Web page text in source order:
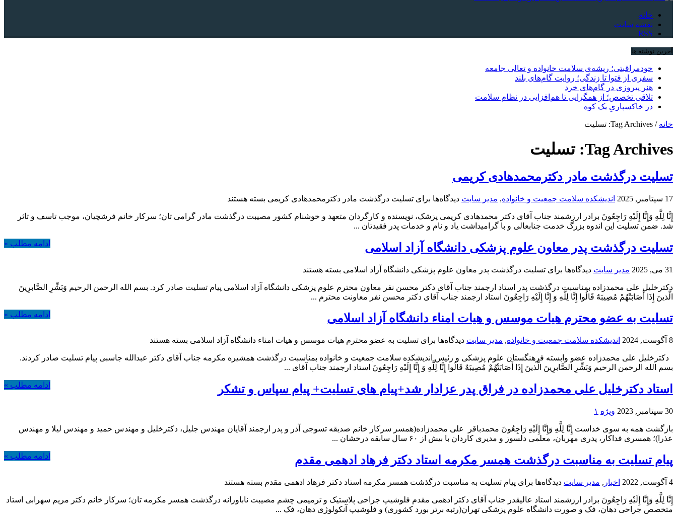
خانه
نقشه سایت
RSS
آخرین نوشته ها
خودمراقبتی؛ ریشه‌ی سلامت خانواده و تعالی جامعه
سفری از فتوا تا زندگی؛ روایت گام‌های بلند
هنر پیروزی در گام‌های خرد
تلاقی تخصص؛ از همگرایی تا هم‌افزایی در نظام سلامت
در خاکسپاریِ یک کوه
خانه / Tag Archives: تسلیت
Tag Archives: تسلیت
تسلیت درگذشت مادر دکترمحمدهادی کریمی
17 سپتامبر, 2025 اندیشکده سلامت جمعیت و خانواده, مدیر سایت دیدگاه‌ها برای تسلیت درگذشت مادر دکترمحمدهادی کریمی بسته هستند
إِنَّا لِلَّهِ وَإِنَّا إِلَیْهِ رَاجِعُونَ برادر ارزشمند جناب آقای دکتر محمدهادی کریمی پزشک، نویسنده و کارگردان متعهد و خوشنام کشور مصیبت درگذشت مادر گرامی تان؛ سرکار خانم فرشچیان، موجب تاسف و تاثر
شد. ضمن تسلیت این اندوه بزرگ خدمت جنابعالی و با گرامیداشت یاد و نام و خدمات پدر فقیدتان ...
ادامه مطلب » تسلیت درگذشت پدر معاون علوم پزشکی دانشگاه آزاد اسلامی
31 می, 2025 مدیر سایت دیدگاه‌ها برای تسلیت درگذشت پدر معاون علوم پزشکی دانشگاه آزاد اسلامی بسته هستند
دکترخلیل علی محمدزاده بمناسبت درگذشت پدر استاد ارجمند جناب آقای دکتر محسن نفر معاون محترم علوم پزشکی دانشگاه آزاد اسلامی پیام تسلیت صادر کرد. بسم الله الرحمن الرحیم وَبَشِّرِ الصَّابرِینَ
الَّذینَ إِذَا أَصَابَتْهُمْ مُصِیبَهٌ قَالُوا إِنَّا لِلَّهِ وَ إِنَّا إِلَیْهِ رَاجِعُونَ استاد ارجمند جناب آقای دکتر محسن نفر معاونت محترم ...
ادامه مطلب » تسلیت به عضو محترم هیات موسس و هیات امناء دانشگاه آزاد اسلامی
8 آگوست, 2024 اندیشکده سلامت جمعیت و خانواده, مدیر سایت دیدگاه‌ها برای تسلیت به عضو محترم هیات موسس و هیات امناء دانشگاه آزاد اسلامی بسته هستند
دکترخلیل علی محمدزاده عضو وابسته فرهنگستان علوم پزشکی و رئیس اندیشکده سلامت جمعیت و خانواده بمناسبت درگذشت همشیره مکرمه جناب آقای دکتر عبدالله جاسبی پیام تسلیت صادر کردند.
بسم الله الرحمن الرحیم وَبَشِّرِ الصَّابرِینَ الَّذینَ إِذَا أَصَابَتْهُمْ مُصِیبَهٌ قَالُوا إِنَّا لِلَّهِ وَ إِنَّا إِلَیْهِ رَاجِعُونَ استاد ارجمند جناب آقای ...
ادامه مطلب » استاد دکترخلیل علی محمدزاده در فراق پدر عزادار شد+پیام های تسلیت+ پیام سپاس و تشکر
30 سپتامبر, 2023 ویژه ۱
بازگشت همه به سوی خداست إِنَّا لِلَّهِ وَإِنَّا إِلَیْهِ رَاجِعُونَ محمدباقر علی محمدزاده(همسر سرکار خانم صدیقه تسوجی آذر و پدر ارجمند آقایان مهندس جلیل، دکترخلیل و مهندس حمید و مهندس لیلا و مهندس
عذرا)؛ همسری فداکار، پدری مهربان، معلمی دلسوز و مدیری کاردان با بیش از ۶۰ سال سابقه درخشان ...
ادامه مطلب » پیام تسلیت به مناسبت درگذشت همسر مکرمه استاد دکتر فرهاد ادهمی مقدم
4 آگوست, 2022 اخبار , مدیر سایت دیدگاه‌ها برای پیام تسلیت به مناسبت درگذشت همسر مکرمه استاد دکتر فرهاد ادهمی مقدم بسته هستند
إِنَّا لِلَّهِ وَإِنَّا إِلَیْهِ رَاجِعُونَ برادر ارزشمند استاد عالیقدر جناب آقای دکتر ادهمی مقدم فلوشیپ جراحی پلاستیک و ترمیمی چشم مصیبت ناباورانه درگذشت همسر مکرمه تان؛ سرکار خانم دکتر مریم سهرابی استاد
متخصص جراحی دهان، فک و صورت دانشگاه علوم پزشکی تهران(رتبه برتر بورد کشوری) و فلوشیپ آنکولوژی دهان، فک ...